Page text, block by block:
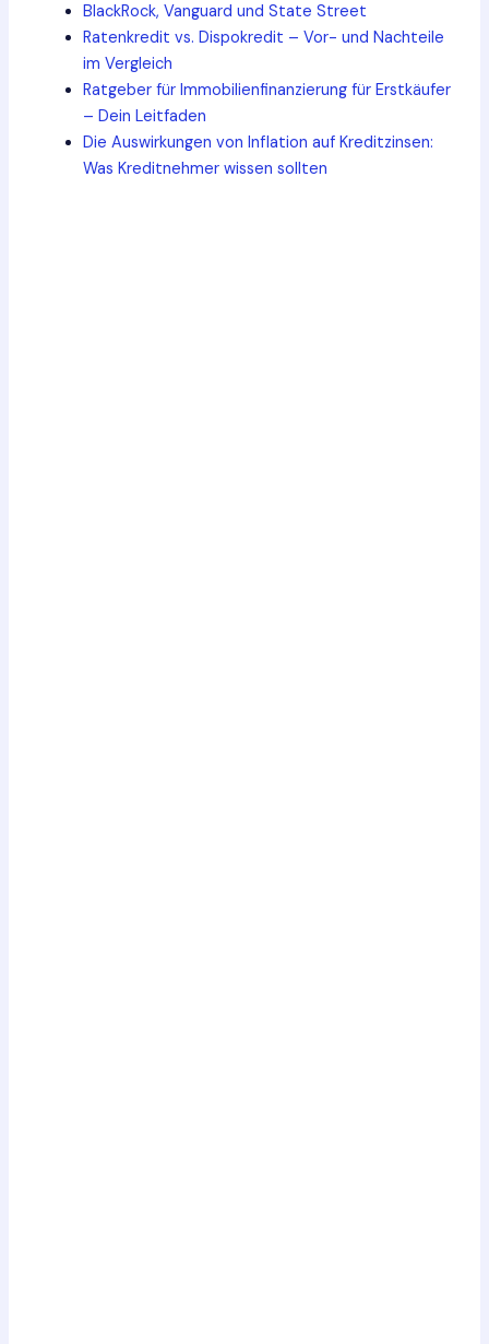
BlackRock, Vanguard und State Street
Ratenkredit vs. Dispokredit – Vor- und Nachteile
im Vergleich
Ratgeber für Immobilienfinanzierung für Erstkäufer
– Dein Leitfaden
Die Auswirkungen von Inflation auf Kreditzinsen:
Was Kreditnehmer wissen sollten